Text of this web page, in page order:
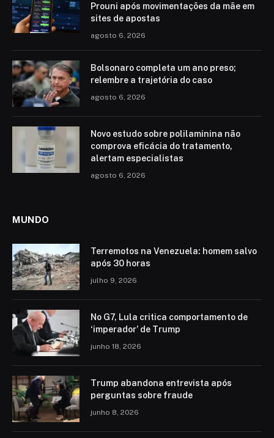
Prouni após movimentações da mãe em
sites de apostas
agosto 6, 2026
Bolsonaro completa um ano preso;
relembre a trajetória do caso
agosto 6, 2026
Novo estudo sobre polilaminina não
comprova eficácia do tratamento,
alertam especialistas
agosto 6, 2026
MUNDO
Terremotos na Venezuela: homem salvo
após 30 horas
julho 9, 2026
No G7, Lula critica comportamento de
‘imperador’ de Trump
junho 18, 2026
Trump abandona entrevista após
perguntas sobre fraude
junho 8, 2026